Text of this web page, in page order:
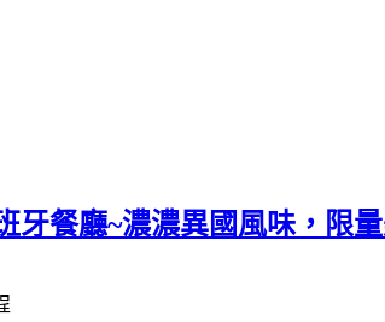
牙餐廳~濃濃異國風味，限